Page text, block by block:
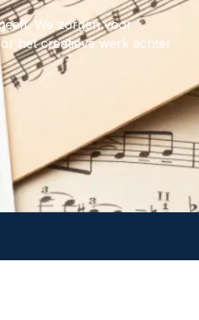
We zorgen voor
het creatieve werk achter